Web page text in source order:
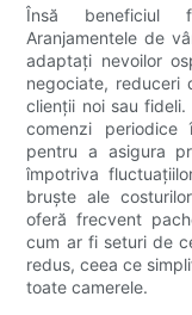
Însă beneficiul
Aranjamentele de
adaptați nevoilor
negociate, reduceri
clienții noi sau
comenzi
pentru a asigura
împotriva
bruște ale
oferă frecvent
cum ar fi seturi de
redus, ceea ce
toate camerele.